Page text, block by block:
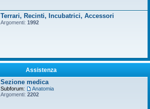
Terrari, Recinti, Incubatrici, Accessori
Argomenti: 1992
Assistenza
Sezione medica
Subforum:
Anatomia
Argomenti: 2202